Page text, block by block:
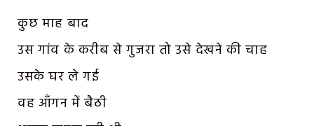
कुछ माह बाद
उस गांव के करीब से गुजरा तो उसे देखने की चाह
उसके घर ले गई
वह आँगन में बैठी